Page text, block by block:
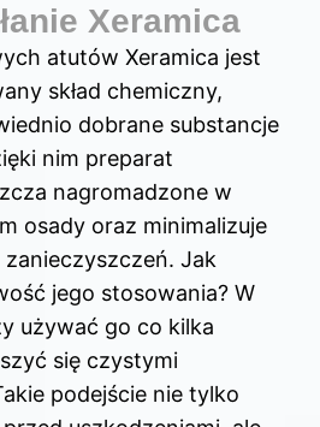
Xeramica
atutów Xeramica jest
skład chemiczny,
dobrane substancje
nim preparat
nagromadzone w
osady oraz minimalizuje
Jak
jego stosowania? W
używać go co kilka
się czystymi
podejście nie tylko